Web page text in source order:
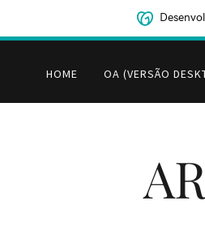
HOME OA (VERSÃO